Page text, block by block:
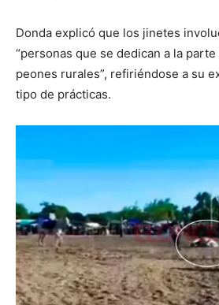
Donda explicó que los jinetes
“personas que se dedican a la
peones rurales”, refiriéndose a su
tipo de prácticas.